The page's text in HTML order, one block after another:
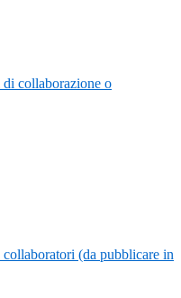
collaborazione o
(da pubblicare in